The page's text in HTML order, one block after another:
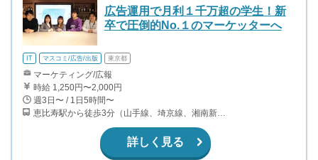
広告運用で月利１千万超の学生！新
卒で圧倒的No.１のマーケッターへ
IT マスコミ/広告/出版 東京都
マーケティング/広報
時給 1,250円〜2,000円
週3日〜 / 1日5時間〜
恵比寿駅から徒歩3分（山手線、埼京線、湘南新宿ライン、日比谷線、他）
詳しく見る